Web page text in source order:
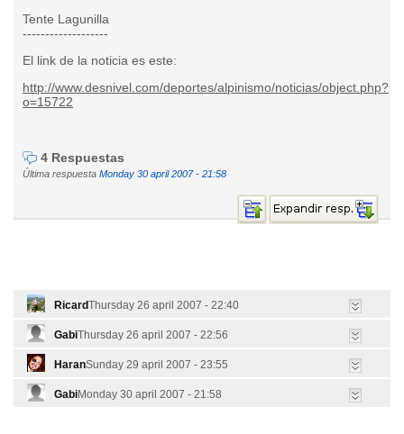
Tente Lagunilla
-------------------
El link de la noticia es este:
http://www.desnivel.com/deportes/alpinismo/noticias/object.php?
o=15722
4 Respuestas
Última respuesta Monday 30 april 2007 - 21:58
RicardThursday 26 april 2007 - 22:40
GabiThursday 26 april 2007 - 22:56
HaranSunday 29 april 2007 - 23:55
GabiMonday 30 april 2007 - 21:58